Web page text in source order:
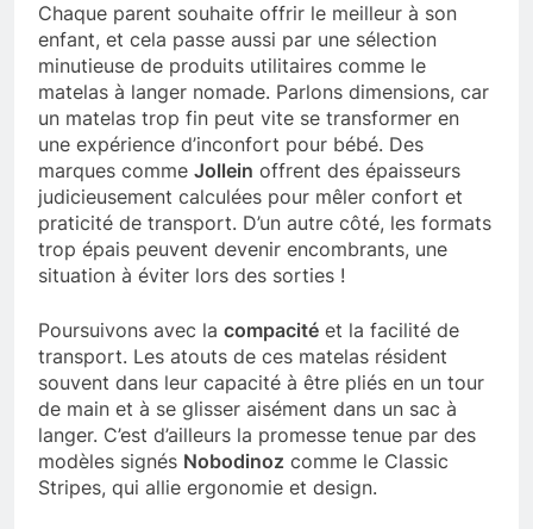
Chaque parent souhaite offrir le meilleur à son
enfant, et cela passe aussi par une sélection
minutieuse de produits utilitaires comme le
matelas à langer nomade. Parlons dimensions, car
un matelas trop fin peut vite se transformer en
une expérience d’inconfort pour bébé. Des
marques comme Jollein offrent des épaisseurs
judicieusement calculées pour mêler confort et
praticité de transport. D’un autre côté, les formats
trop épais peuvent devenir encombrants, une
situation à éviter lors des sorties !
Poursuivons avec la compacité et la facilité de
transport. Les atouts de ces matelas résident
souvent dans leur capacité à être pliés en un tour
de main et à se glisser aisément dans un sac à
langer. C’est d’ailleurs la promesse tenue par des
modèles signés Nobodinoz comme le Classic
Stripes, qui allie ergonomie et design.